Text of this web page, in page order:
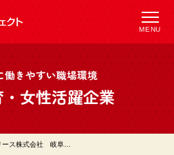
働きやすい職場環境
女性活躍企業
共友リース株式会社 岐阜支店
MENU